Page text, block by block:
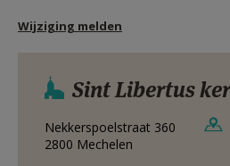
HULP
MIJN PAROCHIE
AANMELDEN OF
Wijziging melden
Sint Libertus
Nekkerspoelstraat 360
2800 Mechelen